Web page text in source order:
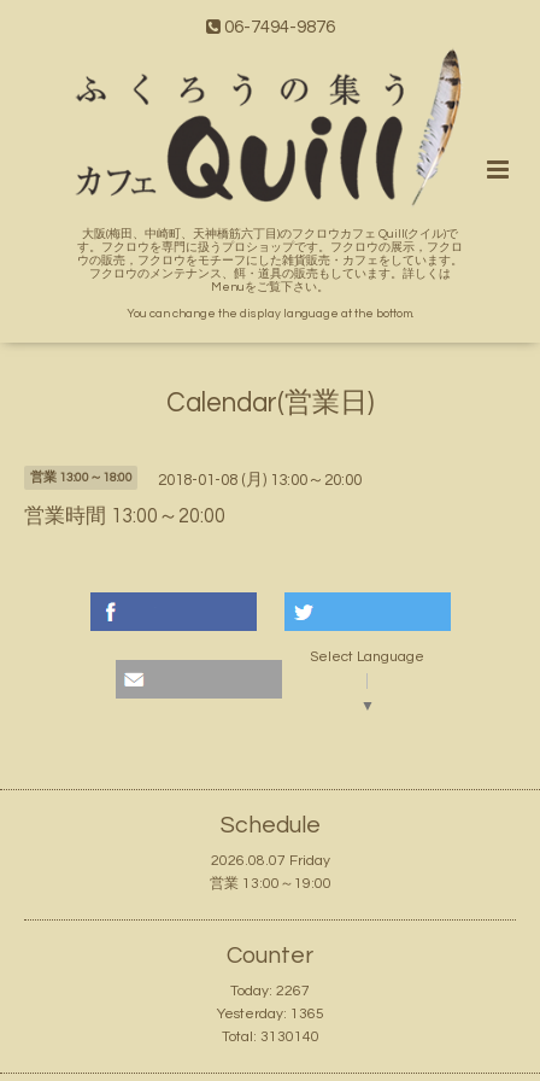
06-7494-9876
大阪(梅田、中崎町、天神橋筋六丁目)のフクロウカフェ Quill(クイル)で
す。フクロウを専門に扱うプロショップです。フクロウの展示，フクロ
ウの販売，フクロウをモチーフにした雑貨販売・カフェをしています。
フクロウのメンテナンス、餌・道具の販売もしています。詳しくは
Menuをご覧下さい。
You can change the display language at the bottom.
Calendar(営業日)
営業 13:00～18:00 2018-01-08 (月) 13:00～20:00
営業時間 13:00～20:00
Select Language
▼
Schedule
2026.08.07 Friday
営業 13:00～19:00
Counter
Today: 2267
Yesterday: 1365
Total: 3130140